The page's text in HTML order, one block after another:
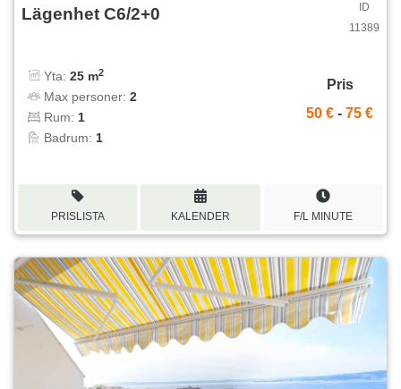
Lägenhet C6/2+0
ID
11389
Yta: 25 m2
Max personer: 2
Rum: 1
Badrum: 1
Pris
50 € - 75 €
PRISLISTA KALENDER F/L MINUTE